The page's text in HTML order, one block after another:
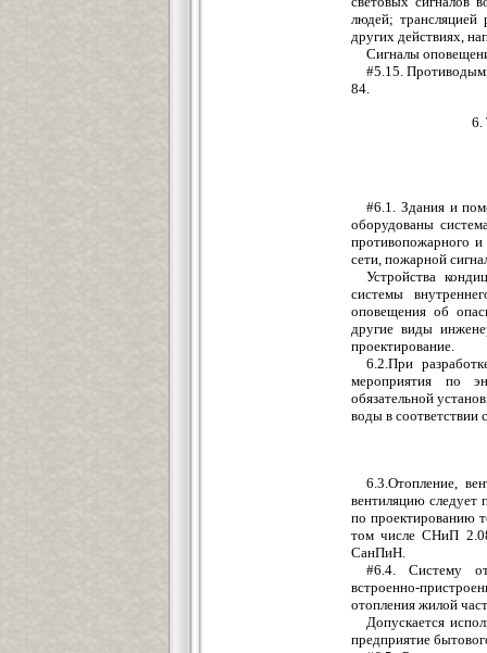
людей; трансляцией
других действиях,
Сигналы
#5.15.
84.
#6.1. Здания и
оборудованы
противопожарного и
сети, пожарной
Устройства
системы
оповещения об
другие виды
проектирование.
6.2.При
мероприятия по
обязательной
воды в
6.3.Отопление,
вентиляцию следует
по проектированию
том числе СНиП
СанПиН.
#6.4. Систему
встроенно-
отопления жилой
Допускается
предприятие